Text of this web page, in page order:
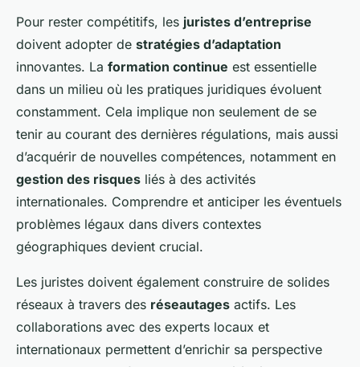
Pour rester compétitifs, les juristes d’entreprise
doivent adopter de stratégies d’adaptation
innovantes. La formation continue est essentielle
dans un milieu où les pratiques juridiques évoluent
constamment. Cela implique non seulement de se
tenir au courant des dernières régulations, mais aussi
d’acquérir de nouvelles compétences, notamment en
gestion des risques liés à des activités
internationales. Comprendre et anticiper les éventuels
problèmes légaux dans divers contextes
géographiques devient crucial.
Les juristes doivent également construire de solides
réseaux à travers des réseautages actifs. Les
collaborations avec des experts locaux et
internationaux permettent d’enrichir sa perspective